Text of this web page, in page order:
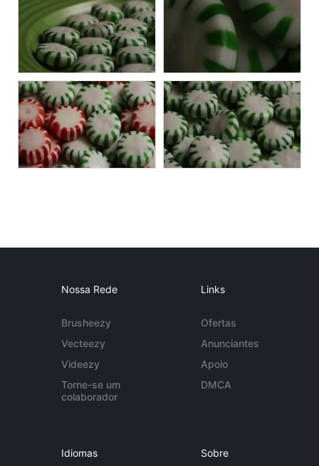
Nossa Rede
Brusheezy
Vecteezy
Videezy
Torne-se um
colaborador
Links
Ofertas
Anunciantes
Apoio
DMCA
Idiomas Sobre